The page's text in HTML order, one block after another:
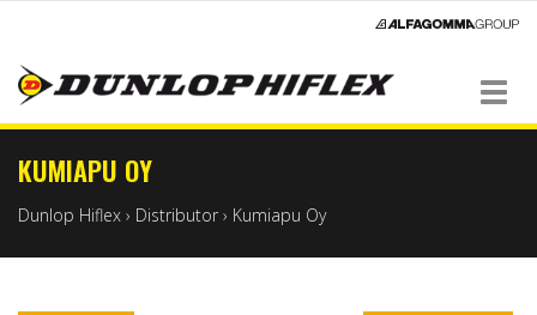
Navigation
KUMIAPU OY
Dunlop Hiflex › Distributor › Kumiapu Oy